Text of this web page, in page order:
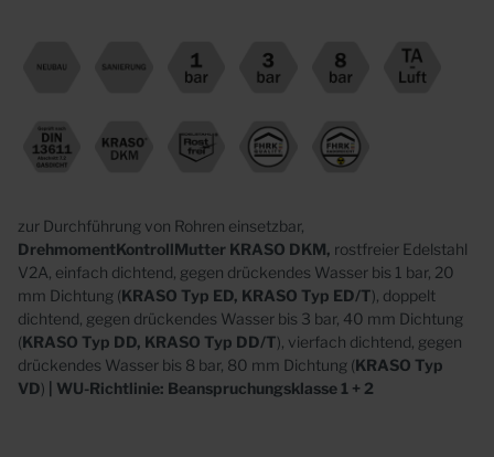
zur Durchführung von Rohren einsetzbar,
DrehmomentKontrollMutter KRASO DKM, rostfreier Edelstahl
V2A, einfach dichtend, gegen drückendes Wasser bis 1 bar, 20
mm Dichtung (KRASO Typ ED, KRASO Typ ED/T), doppelt
dichtend, gegen drückendes Wasser bis 3 bar, 40 mm Dichtung
(KRASO Typ DD, KRASO Typ DD/T), vierfach dichtend, gegen
drückendes Wasser bis 8 bar, 80 mm Dichtung (KRASO Typ
VD) | WU-Richtlinie: Beanspruchungsklasse 1 + 2